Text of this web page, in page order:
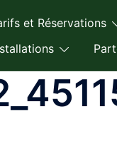
et Réservations